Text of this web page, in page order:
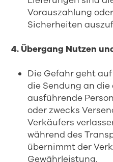
Vorauszahlung
Sicherheiten
4. Übergang Nutzen
Die Gefahr geht
die Sendung an
ausführende
oder zwecks
Verkäufers
während des
übernimmt der
Gewährleistung.